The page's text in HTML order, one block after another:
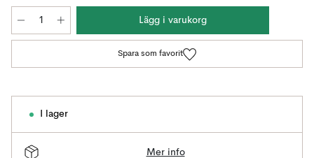
Lägg i varukorg
Spara som favorit
I lager
Mer info